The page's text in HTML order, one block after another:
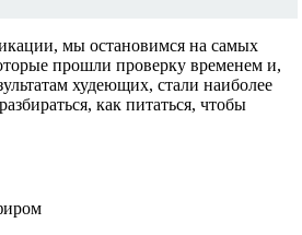
мы остановимся на самых
прошли проверку временем и,
худеющих, стали наиболее
как питаться, чтобы